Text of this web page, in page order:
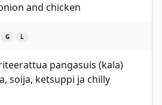
and chicken
G L
pangasuis (kala)
soija, ketsuppi ja chilly